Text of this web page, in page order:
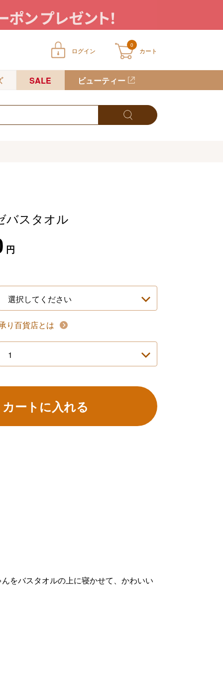
ログイン
0
カート
トに商品が入っていません
SALE ビューティー
バスタオル
円
り百貨店とは
カートに入れる
をバスタオルの上に寝かせて、かわいい